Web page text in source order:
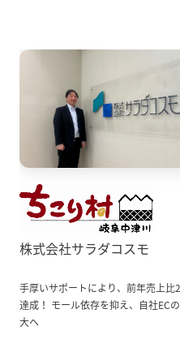
株式会社サラダコスモ
手厚いサポートにより、前年売上比
達成！ モール依存を抑え、自社EC
大へ